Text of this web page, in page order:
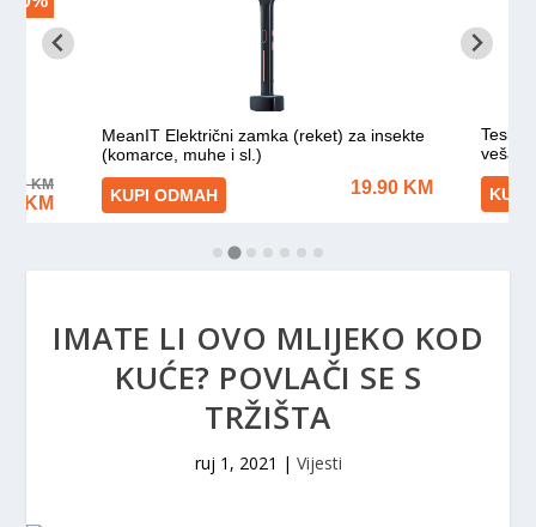
IMATE LI OVO MLIJEKO KOD
KUĆE? POVLAČI SE S
TRŽIŠTA
ruj 1, 2021 | Vijesti